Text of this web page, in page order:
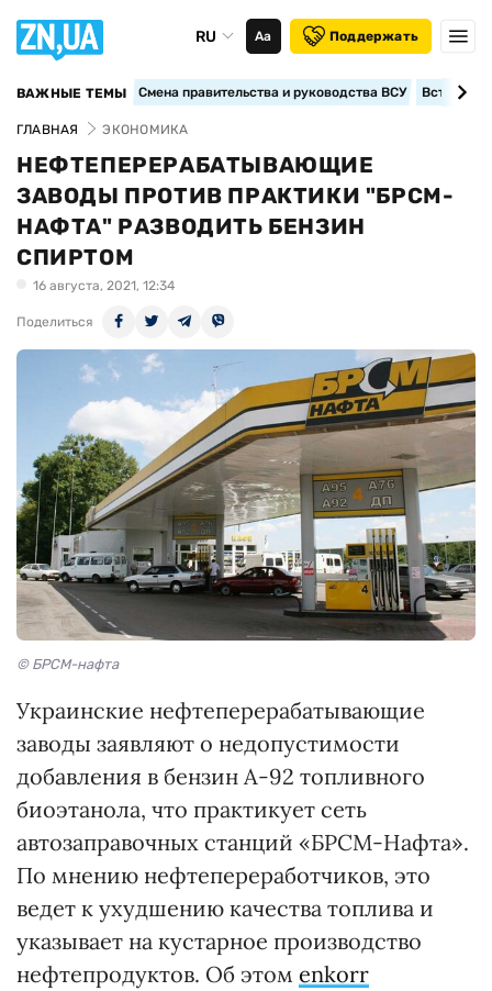
RU Аа Поддержать
ВАЖНЫЕ ТЕМЫ Смена правительства и руководства ВСУ
ГЛАВНАЯ ЭКОНОМИКА
НЕФТЕПЕРЕРАБАТЫВАЮЩИЕ
ЗАВОДЫ ПРОТИВ ПРАКТИКИ "БРСМ-
НАФТА" РАЗВОДИТЬ БЕНЗИН
СПИРТОМ
16 августа, 2021, 12:34
Поделиться
© БРСМ-нафта
Украинские нефтеперерабатывающие
заводы заявляют о недопустимости
добавления в бензин А-92 топливного
биоэтанола, что практикует сеть
автозаправочных станций «БРСМ-Нафта».
По мнению нефтепереработчиков, это
ведет к ухудшению качества топлива и
указывает на кустарное производство
нефтепродуктов. Об этом enkorr